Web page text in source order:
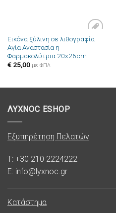
Πρόσθήκη
επιθυμιών
Εικόνα ξύλινη σε λιθογραφία
Αγία Αναστασία η
Φαρμακολύτρια 20x26cm
€25,00 με ΦΠΑ
ΛΥΧΝΟC ESHOP
Εξυπηρέτηση Πελατών
T: +30 210 2224222
E: info@lyxnoc.gr
Κατάστημα